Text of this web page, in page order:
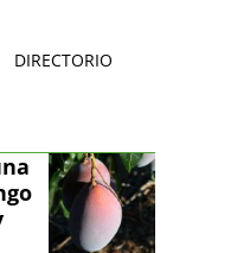
DIRECTORIO